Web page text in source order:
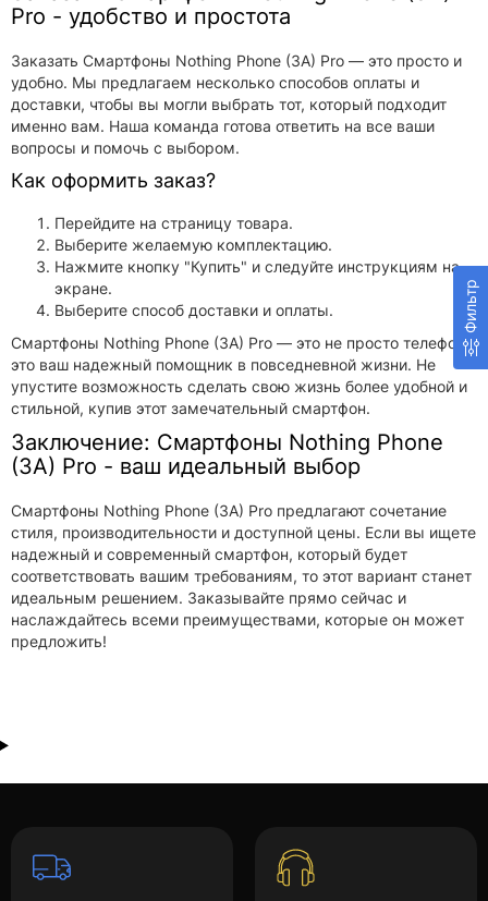
Фильтр
Pro - удобство и простота
Заказать Смартфоны Nothing Phone (3A) Pro — это просто и
удобно. Мы предлагаем несколько способов оплаты и
доставки, чтобы вы могли выбрать тот, который подходит
именно вам. Наша команда готова ответить на все ваши
вопросы и помочь с выбором.
Как оформить заказ?
Перейдите на страницу товара.
Выберите желаемую комплектацию.
Нажмите кнопку "Купить" и следуйте инструкциям на
экране.
Выберите способ доставки и оплаты.
Смартфоны Nothing Phone (3A) Pro — это не просто телефон,
это ваш надежный помощник в повседневной жизни. Не
упустите возможность сделать свою жизнь более удобной и
стильной, купив этот замечательный смартфон.
Заключение: Смартфоны Nothing Phone
(3A) Pro - ваш идеальный выбор
Смартфоны Nothing Phone (3A) Pro предлагают сочетание
стиля, производительности и доступной цены. Если вы ищете
надежный и современный смартфон, который будет
соответствовать вашим требованиям, то этот вариант станет
идеальным решением. Заказывайте прямо сейчас и
наслаждайтесь всеми преимуществами, которые он может
предложить!